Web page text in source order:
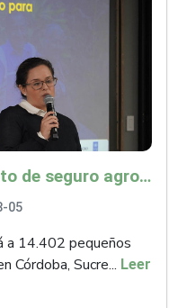
Minagricultura lanza piloto de seguro agropecuario por $9.625 millones para proteger a más de 14.000 pequeños productores contra riesgos del Fenómeno de El Niño
05
a 14.402 pequeños
Córdoba, Sucre... Leer